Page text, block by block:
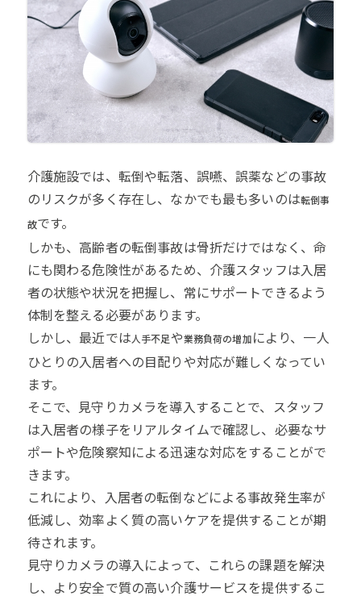
介護施設では、転倒や転落、誤嚥、誤薬などの事故
のリスクが多く存在し、なかでも最も多いのは転倒事
故です。
しかも、高齢者の転倒事故は骨折だけではなく、命
にも関わる危険性があるため、介護スタッフは入居
者の状態や状況を把握し、常にサポートできるよう
体制を整える必要があります。
しかし、最近では人手不足や業務負荷の増加により、一人
ひとりの入居者への目配りや対応が難しくなってい
ます。
そこで、見守りカメラを導入することで、スタッフ
は入居者の様子をリアルタイムで確認し、必要なサ
ポートや危険察知による迅速な対応をすることがで
きます。
これにより、入居者の転倒などによる事故発生率が
低減し、効率よく質の高いケアを提供することが期
待されます。
見守りカメラの導入によって、これらの課題を解決
し、より安全で質の高い介護サービスを提供するこ